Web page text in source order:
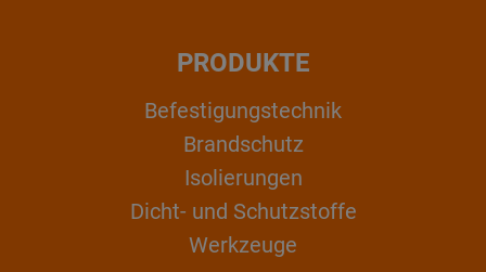
PRODUKTE
Befestigungstechnik
Brandschutz
Isolierungen
Dicht- und Schutzstoffe
Werkzeuge